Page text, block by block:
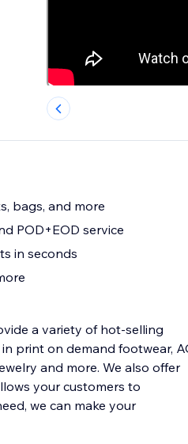
bags, and more
POD+EOD service
in seconds
a variety of hot-selling
print on demand footwear,
and more. We also offer
your customers to
we can make your